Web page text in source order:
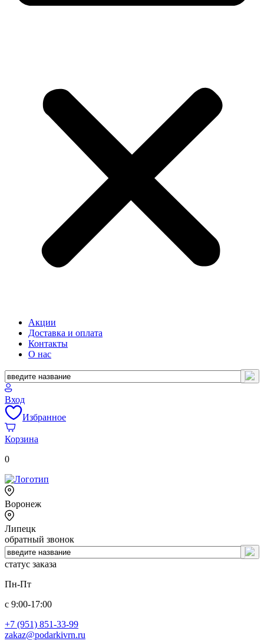
Акции
Доставка и оплата
Контакты
О нас
Вход
Избранное
Корзина
0
Воронеж
Липецк
обратный звонок
статус заказа
Пн-Пт
с 9:00-17:00
+7 (951) 851-33-99
zakaz@podarkivrn.ru